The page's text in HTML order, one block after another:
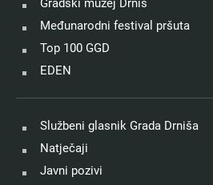
Gradski muzej Drniš
Međunarodni festival pršuta
Top 100 GGD
EDEN
Službeni glasnik Grada Drniša
Natječaji
Javni pozivi